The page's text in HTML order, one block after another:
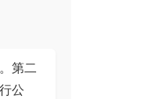
第二
公